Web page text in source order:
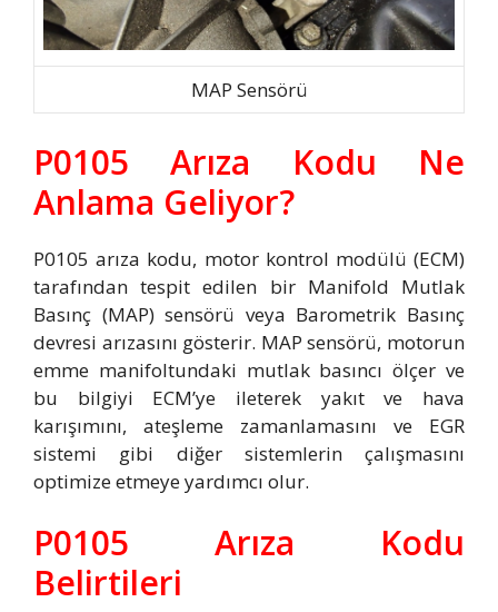
MAP Sensörü
P0105 Arıza Kodu Ne
Anlama Geliyor?
P0105 arıza kodu, motor kontrol modülü (ECM)
tarafından tespit edilen bir Manifold Mutlak
Basınç (MAP) sensörü veya Barometrik Basınç
devresi arızasını gösterir. MAP sensörü, motorun
emme manifoltundaki mutlak basıncı ölçer ve
bu bilgiyi ECM’ye ileterek yakıt ve hava
karışımını, ateşleme zamanlamasını ve EGR
sistemi gibi diğer sistemlerin çalışmasını
optimize etmeye yardımcı olur.
P0105 Arıza Kodu
Belirtileri